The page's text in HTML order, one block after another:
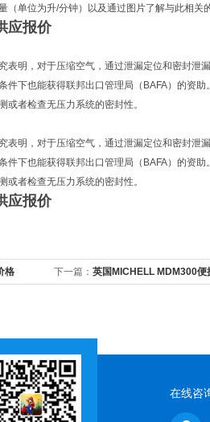
单位为升/分钟）以及通过图片了解与此相关
应报价
表明，对于压缩空气，通过泄漏定位和密封泄
下也能获得联邦出口管理局（BAFA）的资助。
者检查无压力系统的密封性。
表明，对于压缩空气，通过泄漏定位和密封泄
下也能获得联邦出口管理局（BAFA）的资助。
者检查无压力系统的密封性。
应报价
格 下一篇： 英国MICHELL MDM300便
在线咨